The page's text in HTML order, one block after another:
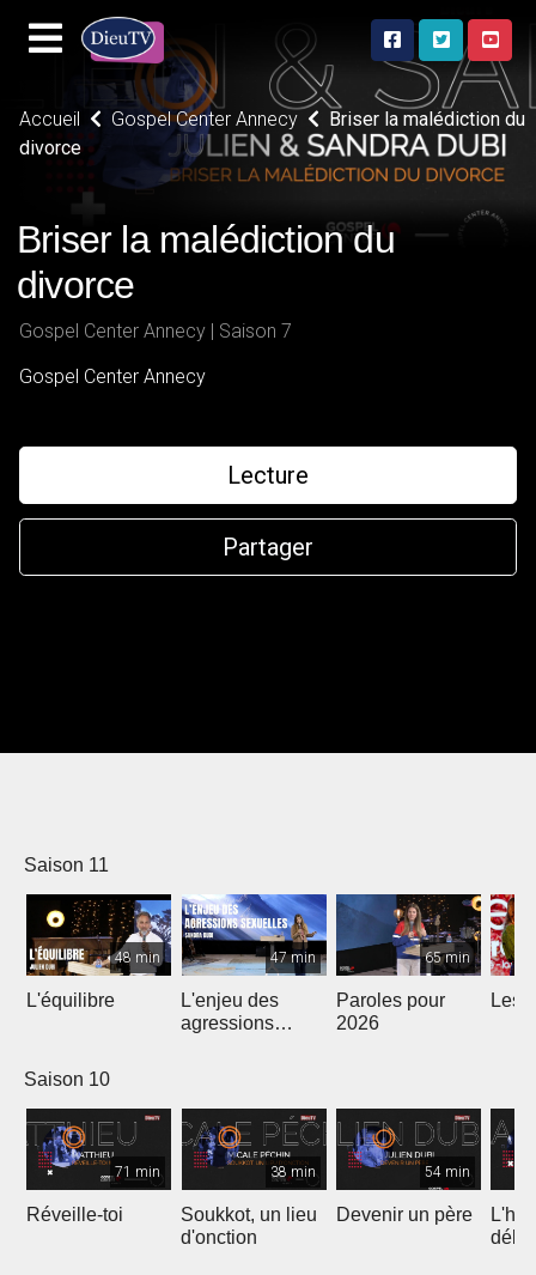
Accueil Gospel Center Annecy
Briser la malédiction du
divorce
Briser la malédiction du
divorce
Gospel Center Annecy | Saison 7
Gospel Center Annecy
Lecture
Partager
Saison 11
48 min
L'équilibre
47 min
L'enjeu des
agressions
65 min
Paroles pour
2026
Les
Saison 10
71 min
Réveille-toi
38 min
Soukkot, un lieu
d'onction
54 min
Devenir un père